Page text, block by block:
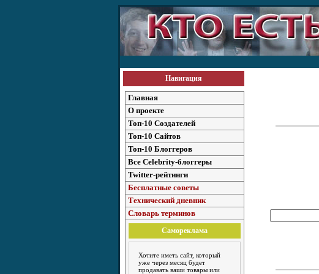
Навигация
Главная
О проекте
Топ-10 Создателей
Топ-10 Сайтов
Топ-10 Блоггеров
Все Celebrity-блоггеры
Twitter-рейтинги
Бесплатные советы
Технический дневник
Словарь терминов
Самореклама
Хотите иметь сайт, который
уже через месяц будет
продавать ваши товары или